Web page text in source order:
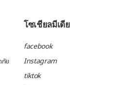
ภัย
โซเชียลมีเดีย
facebook
Instagram
tiktok